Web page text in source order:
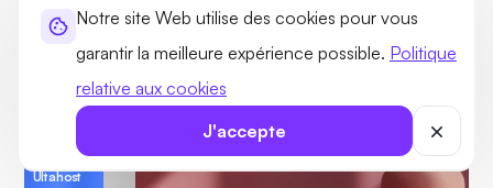
Notre site Web utilise des cookies pour vous
garantir la meilleure expérience possible. Politique
relative aux cookies
J'accepte
Ultahost